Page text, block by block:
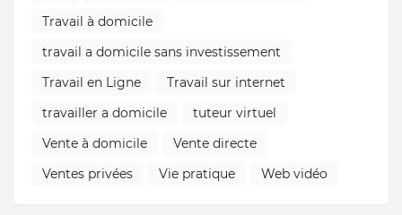
Travail à domicile
travail a domicile sans investissement
Travail en Ligne
Travail sur internet
travailler a domicile
tuteur virtuel
Vente à domicile
Vente directe
Ventes privées
Vie pratique Web vidéo